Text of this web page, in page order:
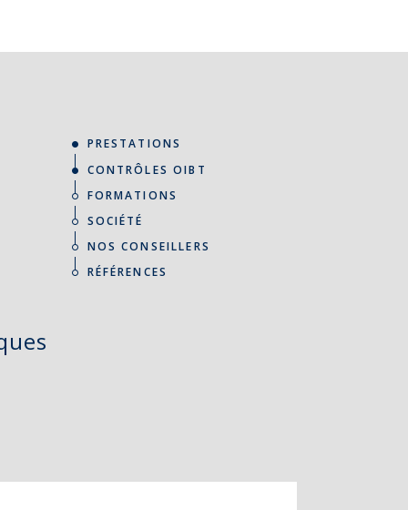
PRESTATIONS
CONTRÔLES OIBT
FORMATIONS
SOCIÉTÉ
NOS CONSEILLERS
RÉFÉRENCES